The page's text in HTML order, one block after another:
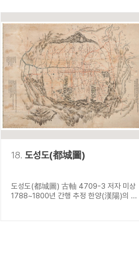
18. 도성도(都城圖)
도성도(都城圖) 古軸 4709-3 저자 미상
1788~1800년 간행 추정 한양(漢陽)의 ...